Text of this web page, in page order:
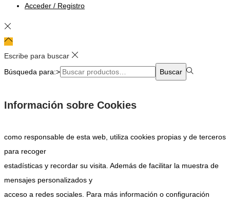
Acceder / Registro
Escribe para buscar
Búsqueda para:>
Buscar
Información sobre Cookies
como responsable de esta web, utiliza cookies propias y de terceros
para recoger
estadísticas y recordar su visita. Además de facilitar la muestra de
mensajes personalizados y
acceso a redes sociales. Para más información o configuración